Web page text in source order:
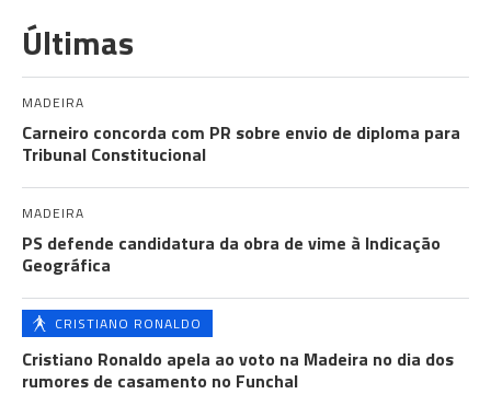
Últimas
MADEIRA
Carneiro concorda com PR sobre envio de diploma para
Tribunal Constitucional
MADEIRA
PS defende candidatura da obra de vime à Indicação
Geográfica
CRISTIANO RONALDO
Cristiano Ronaldo apela ao voto na Madeira no dia dos
rumores de casamento no Funchal